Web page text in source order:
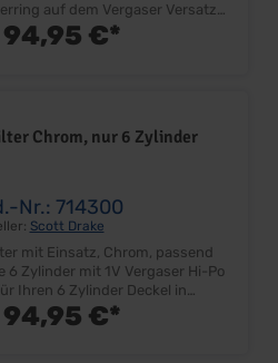
auf dem Vergaser Versatz
(38mm) nach hinten Mehr
größere Zündverteiler Mehr
lackiert Passend auf alle
finden Sie unter
94,95 €*
Chrom, nur 6 Zylinder
Nr.: 714300
Scott Drake
mit Einsatz, Chrom, passend
Zylinder mit 1V Vergaser Hi-Po
6 Zylinder Deckel in
Unterteil in dunkelblau lackiert.
55mm hoch inkl.
94,95 €*